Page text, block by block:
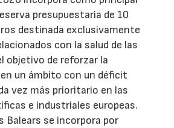
presupuestaria de 10
destinada exclusivamente
con la salud de las
objetivo de reforzar la
un ámbito con un déficit
vez más prioritario en las
e industriales europeas.
Balears se incorpora por